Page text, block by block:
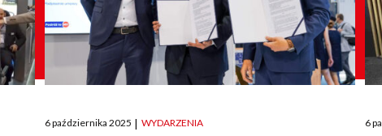
Posted
on
6 października 2025 | WYDARZENIA
on
6